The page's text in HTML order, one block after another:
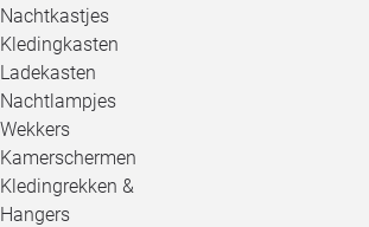
Nachtkastjes
Kledingkasten
Ladekasten
Nachtlampjes
Wekkers
Kamerschermen
Kledingrekken &
Hangers